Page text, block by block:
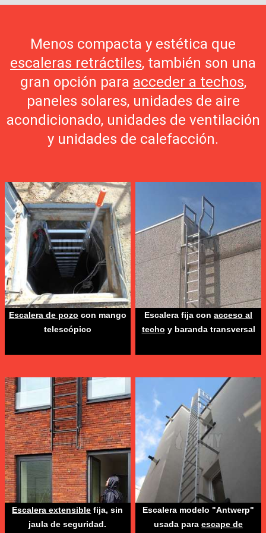
Menos compacta y estética que
escaleras retráctiles, también son una
gran opción para acceder a techos,
paneles solares, unidades de aire
acondicionado, unidades de ventilación
y unidades de calefacción.
Escalera de pozo con mango
telescópico
Escalera fija conacceso al
techo y baranda transversal
Escalera extensible fija, sin
jaula de seguridad.
Escalera modelo "Antwerp"
usada paraescape de